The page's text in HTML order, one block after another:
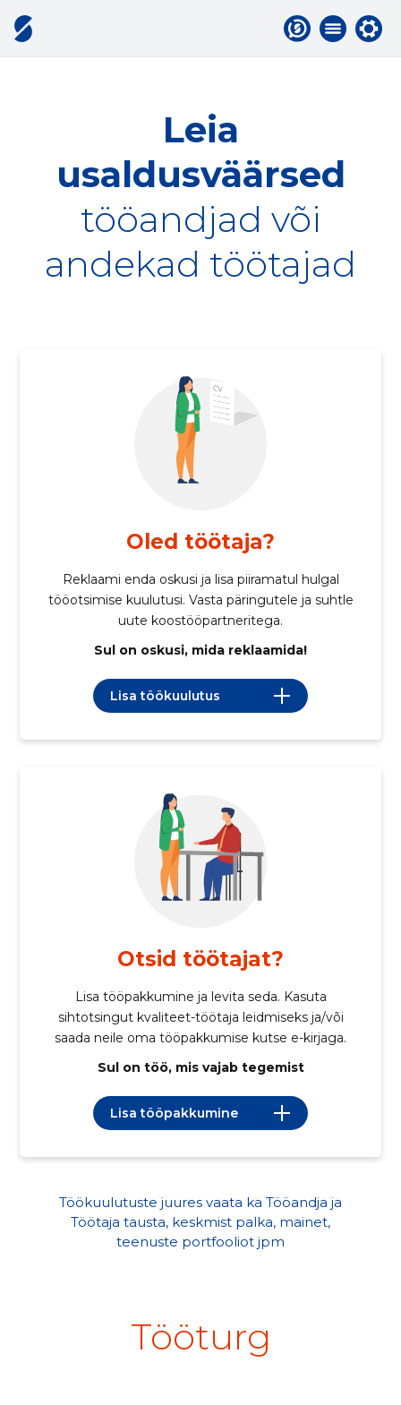
Leia
usaldusväärsed
tööandjad või
andekad töötajad
Oled töötaja?
Reklaami enda oskusi ja lisa piiramatul hulgal
tööotsimise kuulutusi. Vasta päringutele ja suhtle
uute koostööpartneritega.
Sul on oskusi, mida reklaamida!
Lisa töökuulutus
Otsid töötajat?
Lisa tööpakkumine ja levita seda. Kasuta
sihtotsingut kvaliteet-töötaja leidmiseks ja/või
saada neile oma tööpakkumise kutse e-kirjaga.
Sul on töö, mis vajab tegemist
Lisa tööpakkumine
Töökuulutuste juures vaata ka Tööandja ja
Töötaja tausta, keskmist palka, mainet,
teenuste portfooliot jpm
Tööturg